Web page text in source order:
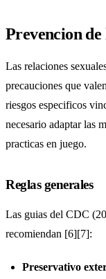
Prevencion
Las relaciones
precauciones que
riesgos especificos
necesario adaptar las
practicas en juego.
Reglas generales
Las guias del CDC
recomiendan [6][7]:
Preservativo